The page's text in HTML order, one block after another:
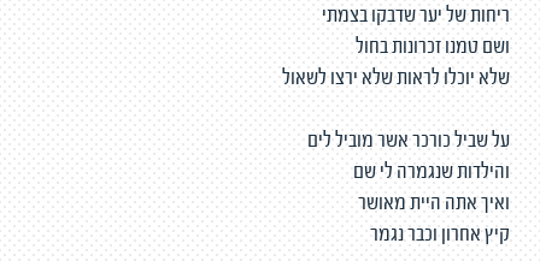
ריחות של יער שדבקו בצמתי
ושם טמנו זכרונות בחול
שלא יוכלו לראות שלא ירצו לשאול
על שביל כורכר אשר מוביל לים
והילדות שנגמרה לי שם
ואיך אתה היית מאושר
קיץ אחרון וכבר נגמר